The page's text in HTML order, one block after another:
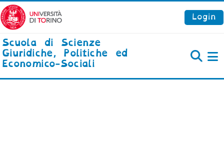
Vai al contenuto principale
Login
Scuola di Scienze
Giuridiche, Politiche ed
Economico-Sociali